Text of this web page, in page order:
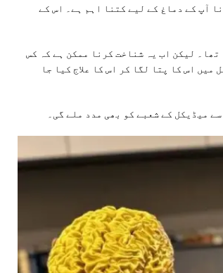
آپ کے دماغ کے لیے کتنا اہم ہے۔ اس کے
لیکن اب یہ شناخت کرنا ممکن ہے کہ کس
اس کا پتا لگا کر اس کا علاج کیا جا
میڈیکل کے شعبے کو بھی مدد ملے گی۔